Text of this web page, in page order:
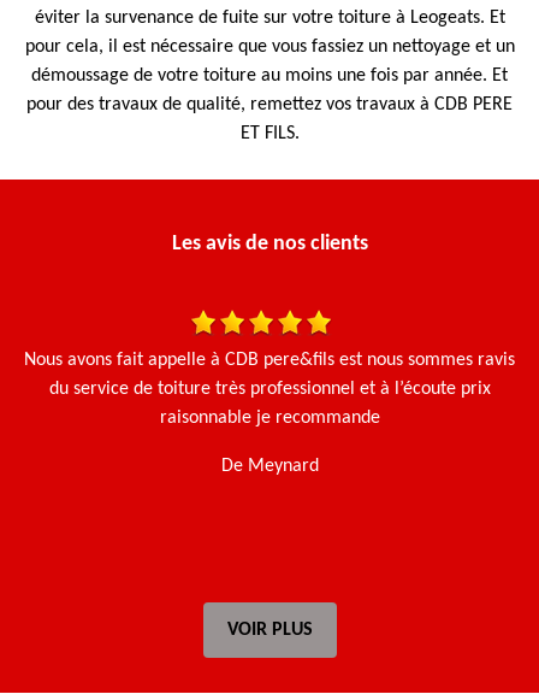
éviter la survenance de fuite sur votre toiture à Leogeats. Et
pour cela, il est nécessaire que vous fassiez un nettoyage et un
démoussage de votre toiture au moins une fois par année. Et
pour des travaux de qualité, remettez vos travaux à CDB PERE
ET FILS.
Les avis de nos clients
Nous avons fait appelle à CDB pere&fils est nous sommes ravis
du service de toiture très professionnel et à l’écoute prix
raisonnable je recommande
De Meynard
VOIR PLUS